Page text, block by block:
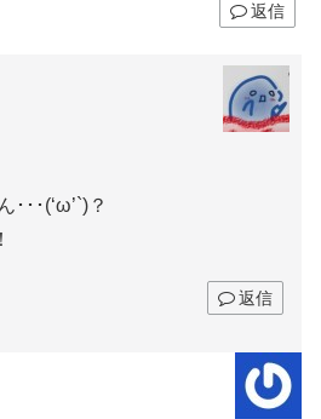
返信
･･･(‘ω’`)？
返信